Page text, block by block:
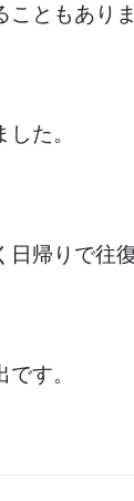
ともありま
た。
帰りで往
す。